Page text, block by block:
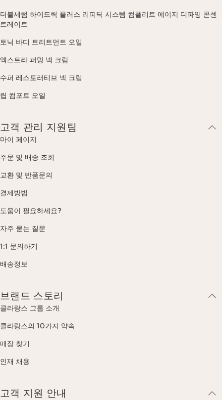
더블세럼 하이드릭 플러스 리피딕 시스템 컴플리트 에이지 디파잉 콘센
트레이트
토닉 바디 트리트먼트 오일
엑스트라 퍼밍 넥 크림
수퍼 레스토러티브 넥 크림
립 컴포트 오일
고객 관리 지원팀
마이 페이지
주문 및 배송 조회
교환 및 반품문의
결제방법
도움이 필요하세요?
자주 묻는 질문
1:1 문의하기
배송정보
브랜드 스토리
클라랑스 그룹 소개
클라랑스의 10가지 약속
매장 찾기
인재 채용
고객 지원 안내